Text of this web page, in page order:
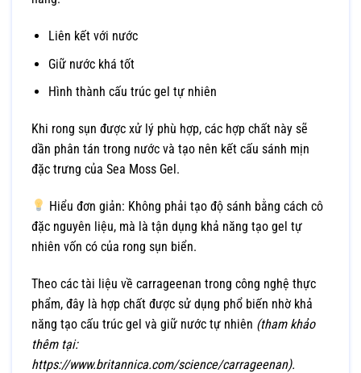
Liên kết với nước
Giữ nước khá tốt
Hình thành cấu trúc gel tự nhiên
Khi rong sụn được xử lý phù hợp, các hợp chất này sẽ
dần phân tán trong nước và tạo nên kết cấu sánh mịn
đặc trưng của Sea Moss Gel.
Hiểu đơn giản: Không phải tạo độ sánh bằng cách cô
đặc nguyên liệu, mà là tận dụng khả năng tạo gel tự
nhiên vốn có của rong sụn biển.
Theo các tài liệu về carrageenan trong công nghệ thực
phẩm, đây là hợp chất được sử dụng phổ biến nhờ khả
năng tạo cấu trúc gel và giữ nước tự nhiên (tham khảo
thêm tại:
https://www.britannica.com/science/carrageenan).